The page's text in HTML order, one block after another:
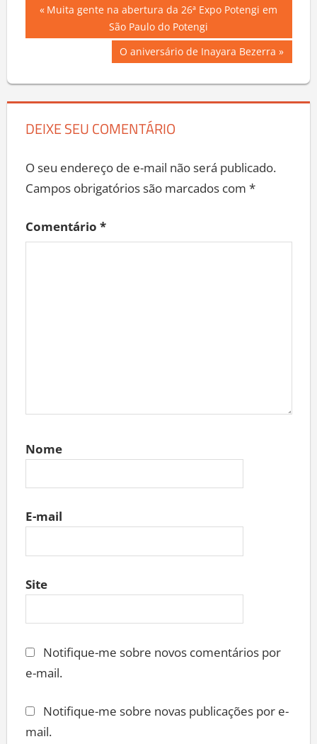
Navegação
de
Previous
Muita gente na abertura da 26ª Expo Potengi em
São Paulo do Potengi
Next
O aniversário de Inayara Bezerra
DEIXE SEU COMENTÁRIO
O seu endereço de e-mail não será publicado.
Campos obrigatórios são marcados com *
Comentário *
Nome
E-mail
Site
Notifique-me sobre novos comentários por
e-mail.
Notifique-me sobre novas publicações por e-
mail.